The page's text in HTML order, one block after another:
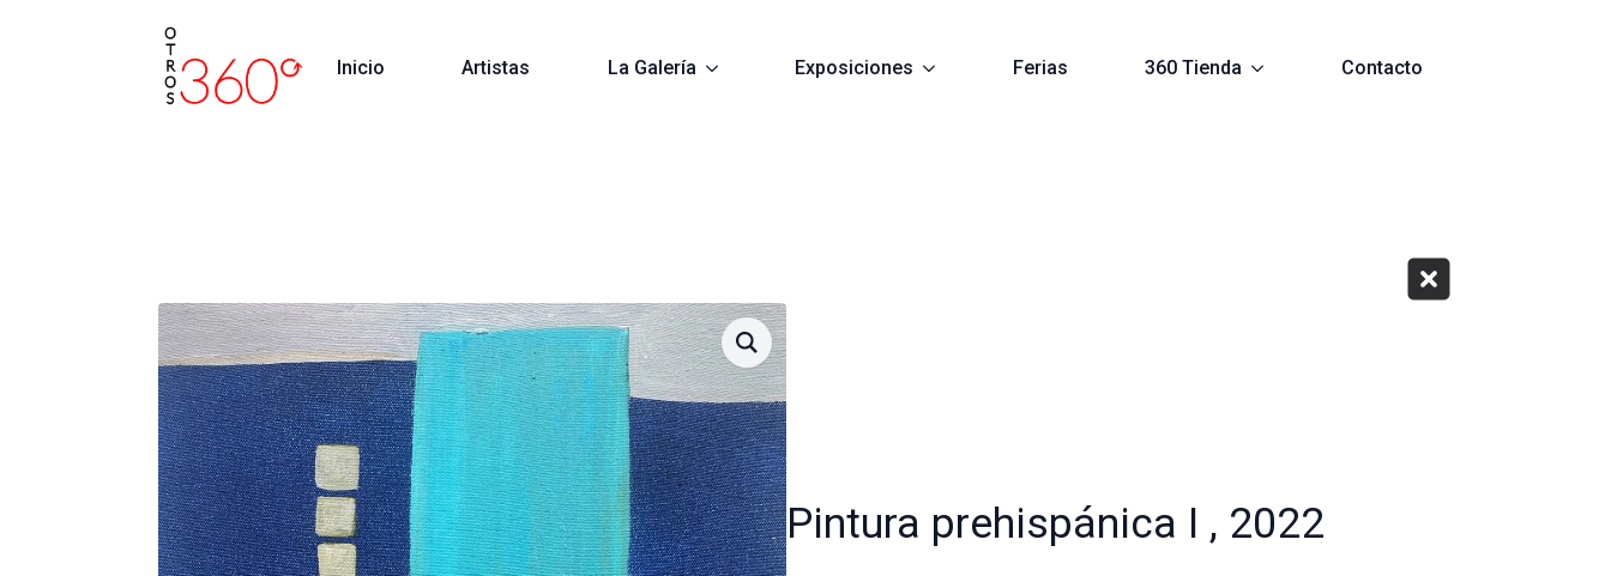
Inicio Artistas La Galería Exposiciones Ferias 360 Tienda Contacto
Pintura prehispánica I , 2022